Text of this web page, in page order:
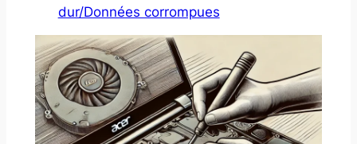
dur/Données corrompues